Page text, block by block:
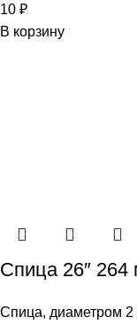
10 ₽
В корзину
Спица 26″ 264
Спица, диаметром 2